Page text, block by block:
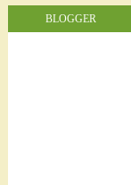
BLOGGER